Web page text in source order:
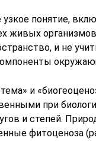
узкое понятие,
живых
и не
и
при
и степей.
фитоценоза